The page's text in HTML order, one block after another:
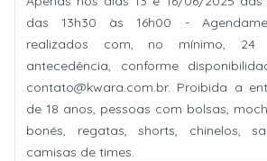
das 13h30 às 16h00 -
realizados com, no mínimo,
antecedência, conforme
contato@kwara.com.br. Proibida a
de 18 anos, pessoas com bolsas,
bonés, regatas, shorts, chinelos,
camisas de times.